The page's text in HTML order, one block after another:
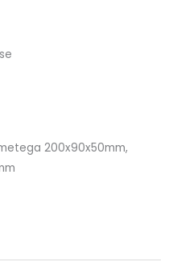
200x90x50mm,